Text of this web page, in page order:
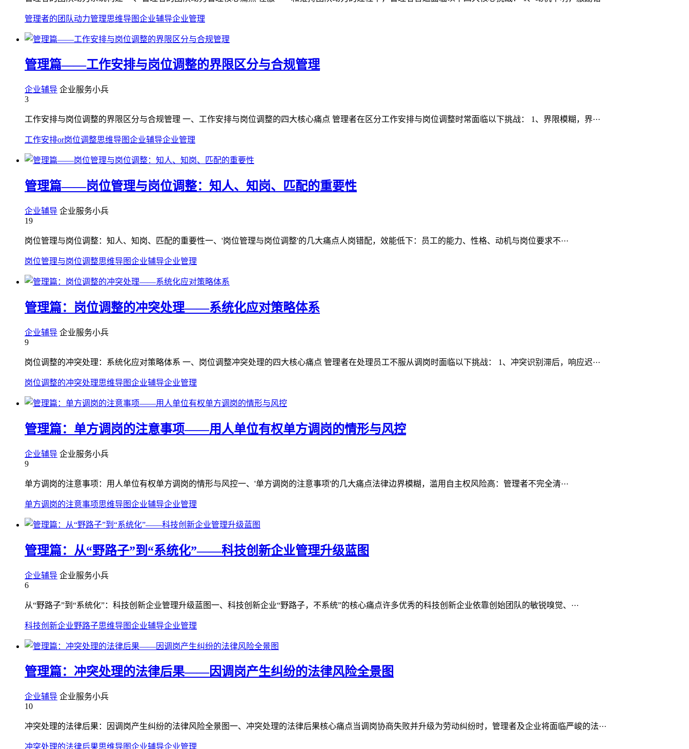
管理者的团队动力管理思维导图企业辅导企业管理
管理篇——工作安排与岗位调整的界限区分与合规管理
企业辅导 企业服务小兵
3
工作安排与岗位调整的界限区分与合规管理 一、工作安排与岗位调整的四大核心痛点 管理者在区分工作安排与岗位调整时常面临以下挑战： 1、界限模糊，界···
工作安排or岗位调整思维导图企业辅导企业管理
管理篇——岗位管理与岗位调整：知人、知岗、匹配的重要性
企业辅导 企业服务小兵
19
岗位管理与岗位调整：知人、知岗、匹配的重要性一、'岗位管理与岗位调整'的几大痛点人岗错配，效能低下：员工的能力、性格、动机与岗位要求不···
岗位管理与岗位调整思维导图企业辅导企业管理
管理篇：岗位调整的冲突处理——系统化应对策略体系
企业辅导 企业服务小兵
9
岗位调整的冲突处理：系统化应对策略体系 一、岗位调整冲突处理的四大核心痛点 管理者在处理员工不服从调岗时面临以下挑战： 1、冲突识别滞后，响应迟···
岗位调整的冲突处理思维导图企业辅导企业管理
管理篇：单方调岗的注意事项——用人单位有权单方调岗的情形与风控
企业辅导 企业服务小兵
9
单方调岗的注意事项：用人单位有权单方调岗的情形与风控一、'单方调岗的注意事项'的几大痛点法律边界模糊，滥用自主权风险高：管理者不完全清···
单方调岗的注意事项思维导图企业辅导企业管理
管理篇：从“野路子”到“系统化”——科技创新企业管理升级蓝图
企业辅导 企业服务小兵
6
从“野路子”到“系统化”：科技创新企业管理升级蓝图一、科技创新企业“野路子，不系统”的核心痛点许多优秀的科技创新企业依靠创始团队的敏锐嗅觉、···
科技创新企业野路子思维导图企业辅导企业管理
管理篇：冲突处理的法律后果——因调岗产生纠纷的法律风险全景图
企业辅导 企业服务小兵
10
冲突处理的法律后果：因调岗产生纠纷的法律风险全景图一、冲突处理的法律后果核心痛点当调岗协商失败并升级为劳动纠纷时，管理者及企业将面临严峻的法···
冲突处理的法律后果思维导图企业辅导企业管理